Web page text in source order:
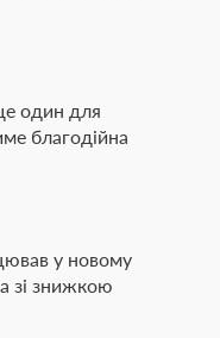
один для
благодійна
у новому
зі знижкою